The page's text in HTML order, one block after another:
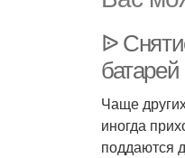
ᐉ
батарей
Чаще
иногда
поддаются